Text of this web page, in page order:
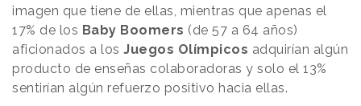
imagen que tiene de ellas, mientras que apenas el
17% de los Baby Boomers (de 57 a 64 años)
aficionados a los Juegos Olímpicos adquirían algún
producto de enseñas colaboradoras y solo el 13%
sentirían algún refuerzo positivo hacia ellas.